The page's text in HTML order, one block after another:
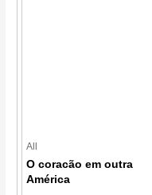
All
O coracão em outra
América